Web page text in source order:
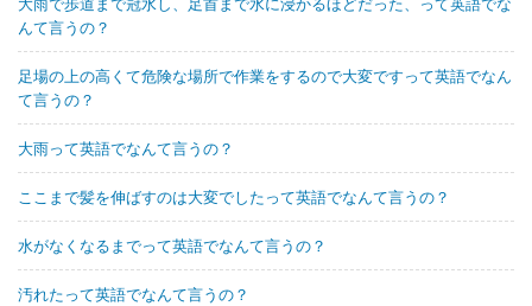
んて言うの？
足場の上の高くて危険な場所で作業をするので大変ですって英語でなん
て言うの？
大雨って英語でなんて言うの？
ここまで髪を伸ばすのは大変でしたって英語でなんて言うの？
水がなくなるまでって英語でなんて言うの？
汚れたって英語でなんて言うの？